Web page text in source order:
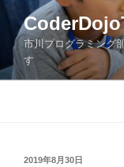
コ
ン
ツ
市川プログラミング
す
投
2019年8月30日